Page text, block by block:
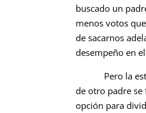
buscado un
menos votos
de sacarnos
desempeño en
Pero la
de otro padre se
opción para